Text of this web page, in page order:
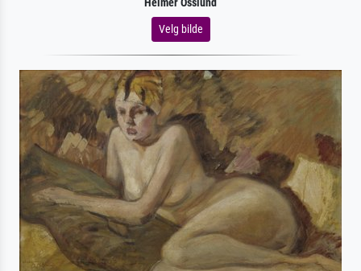
Helmer Osslund
Velg bilde